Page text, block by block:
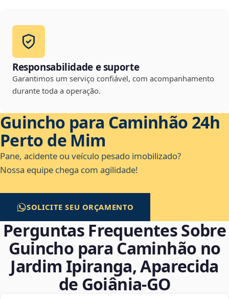
Responsabilidade e suporte
Garantimos um serviço confiável, com acompanhamento
durante toda a operação.
Guincho para Caminhão 24h
Perto de Mim
Pane, acidente ou veículo pesado imobilizado?
Nossa equipe chega com agilidade!
SOLICITE SEU ORÇAMENTO
Perguntas Frequentes Sobre
Guincho para Caminhão no
Jardim Ipiranga, Aparecida
de Goiânia‑GO